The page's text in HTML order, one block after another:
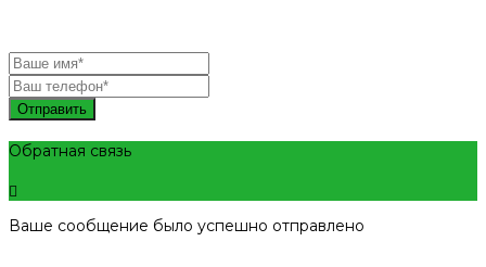
Отправить
Обратная связь
Ваше сообщение было успешно отправлено